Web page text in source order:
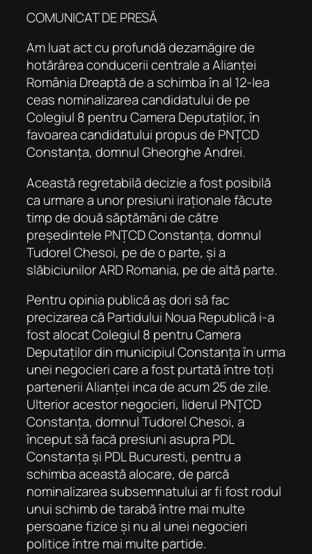
COMUNICAT DE PRESĂ
Am luat act cu profundă dezamăgire de
hotărârea conducerii centrale a Alianței
România Dreaptă de a schimba în al 12-lea
ceas nominalizarea candidatului de pe
Colegiul 8 pentru Camera Deputaților, în
favoarea candidatului propus de PNȚCD
Constanța, domnul Gheorghe Andrei.
Această regretabilă decizie a fost posibilă
ca urmare a unor presiuni iraționale făcute
timp de două săptămâni de către
președintele PNȚCD Constanța, domnul
Tudorel Chesoi, pe de o parte, și a
slăbiciunilor ARD Romania, pe de altă parte.
Pentru opinia publică aș dori să fac
precizarea că Partidului Noua Republică i-a
fost alocat Colegiul 8 pentru Camera
Deputaților din municipiul Constanța în urma
unei negocieri care a fost purtată între toți
partenerii Alianței inca de acum 25 de zile.
Ulterior acestor negocieri, liderul PNȚCD
Constanța, domnul Tudorel Chesoi, a
început să facă presiuni asupra PDL
Constanța și PDL Bucuresti, pentru a
schimba această alocare, de parcă
nominalizarea subsemnatului ar fi fost rodul
unui schimb de tarabă între mai multe
persoane fizice și nu al unei negocieri
politice între mai multe partide.